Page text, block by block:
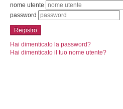
nome utente
password
Registro
Hai dimenticato la password?
Hai dimenticato il tuo nome utente?